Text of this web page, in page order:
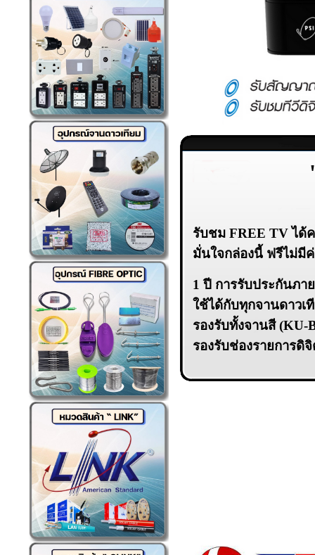
รับชม FREE TV ได้
มั่นใจกล่องนี้ ฟรีไม่มี
1 ปี การรับประกันภา
ใช้ได้กับทุกจานดาวเ
รองรับทั้งจานสี (KU-
รองรับช่องรายการดิ